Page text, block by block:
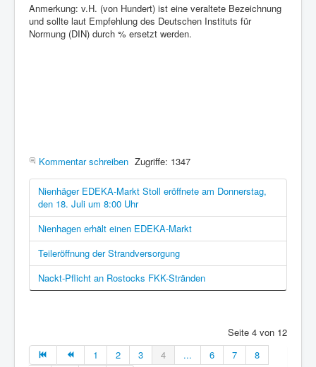
Anmerkung: v.H. (von Hundert) ist eine veraltete Bezeichnung
und sollte laut Empfehlung des Deutschen Instituts für
Normung (DIN) durch % ersetzt werden.
Kommentar schreiben Zugriffe: 1347
Nienhäger EDEKA-Markt Stoll eröffnete am Donnerstag,
den 18. Juli um 8:00 Uhr
Nienhagen erhält einen EDEKA-Markt
Teileröffnung der Strandversorgung
Nackt-Pflicht an Rostocks FKK-Stränden
Seite 4 von 12
1
2 3 4 ... 6 7 8